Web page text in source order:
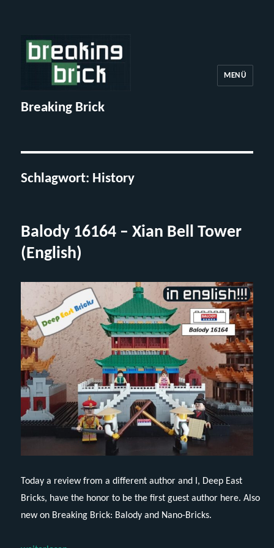
Breaking Brick
MENÜ
Schlagwort: History
Balody 16164 – Xian Bell Tower
(English)
Today a review from a different author and I, Deep East
Bricks, have the honor to be the first guest author here. Also
new on Breaking Brick: Balody and Nano-Bricks.